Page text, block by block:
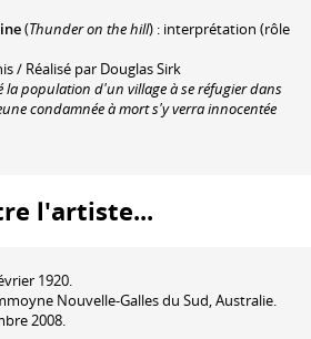
(Thunder on the hill) : interprétation (rôle
/ Réalisé par Douglas Sirk
la population d'un village à se réfugier dans
condamnée à mort s'y verra innocentée
l'artiste...
1920.
Nouvelle-Galles du Sud, Australie.
2008.